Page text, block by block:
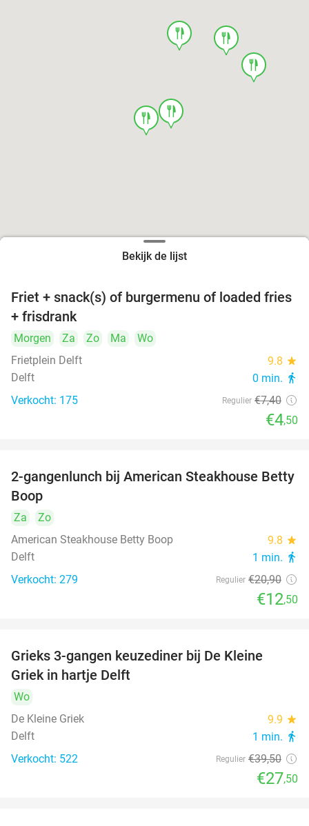
food
food
food
food
food
food
food
Bekijk de lijst
39%
Friet + snack(s) of burgermenu of loaded fries
+ frisdrank
Morgen Za Zo Ma
Wo
Frietplein Delft
9.8 star
Delft 0 min. directions_walk
Verkocht: 175 Regulier €7,40
€4,50
40%
2-gangenlunch bij American Steakhouse Betty
Boop
Za
Zo
American Steakhouse Betty Boop
9.8 star
Delft 1 min. directions_walk
Verkocht: 279 Regulier €20,90
€12,50
Grieks 3-gangen keuzediner bij De Kleine
Griek in hartje Delft
Wo
De Kleine Griek
9.9 star
Delft 1 min. directions_walk
Verkocht: 522 Regulier €39,50
€27,50